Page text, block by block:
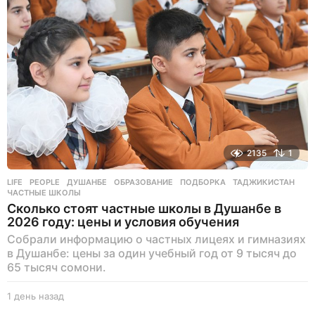
н
а
з
д
2135 1
LIFE ,PEOPLE ДУШАНБЕ ,ОБРАЗОВАНИЕ ,ПОДБОРКА ,ТАДЖИКИСТАН
ЧАСТНЫЕ ШКОЛЫ
Сколько стоят частные школы в Душанбе в
2026 году: цены и условия обучения
Собрали информацию о частных лицеях и гимназиях
в Душанбе: цены за один учебный год от 9 тысяч до
65 тысяч сомони.
1 день назад